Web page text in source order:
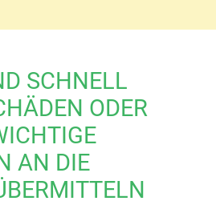
SCHNELL
ODER
AN DIE